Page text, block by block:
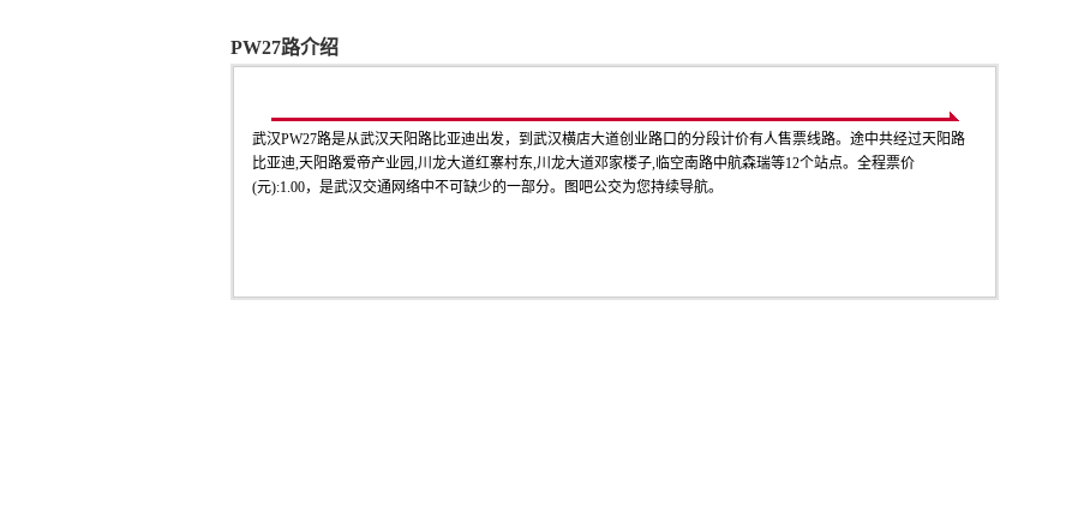
PW27路介绍
武汉PW27路是从武汉天阳路比亚迪出发，到武汉横店大道创业路口的分段计价有人售票线路。途中共经过天阳路
比亚迪,天阳路爱帝产业园,川龙大道红寨村东,川龙大道邓家楼子,临空南路中航森瑞等12个站点。全程票价
(元):1.00，是武汉交通网络中不可缺少的一部分。图吧公交为您持续导航。